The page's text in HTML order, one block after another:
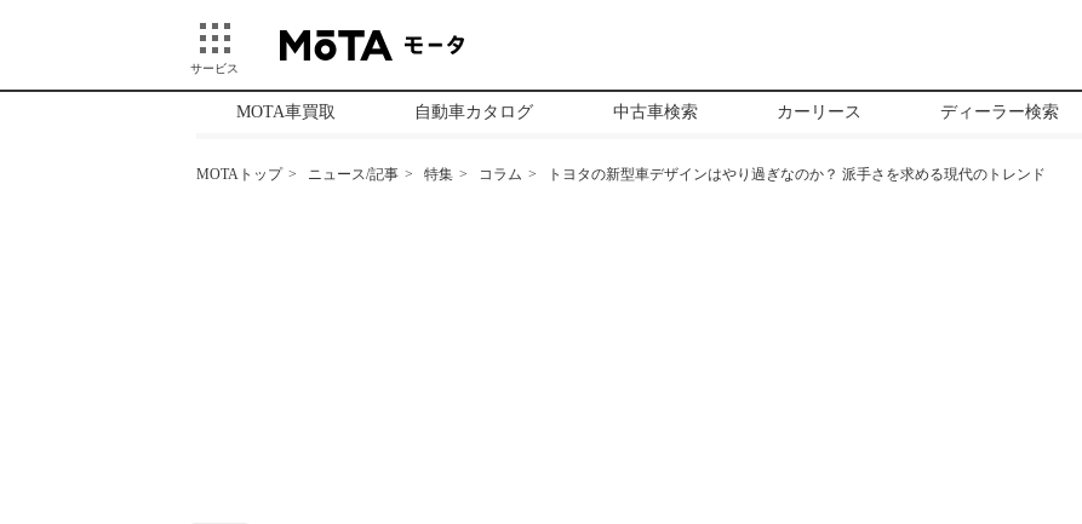
サービス
MOTA車買取 自動車カタログ 中古車検索 カーリース ディーラー検索
MOTAトップ ニュース/記事 特集 コラム トヨタの新型車デザインはやり過ぎなのか？ 派手さを求める現代のトレンド